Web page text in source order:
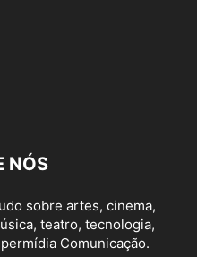
NÓS
sobre artes, cinema,
teatro, tecnologia,
Comunicação.